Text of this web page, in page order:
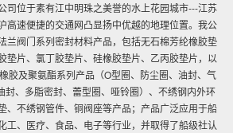
司位于素有江中明珠之美誉的水上花园城市---江苏
高速便捷的交通网凸显扬中优越的地理位置。我公
兰阀门系列密封材料产品，包括无石棉芳纶橡胶垫
垫片、氯丁胶垫片、硅橡胶垫片、乙丙胶垫片，以
胶及聚氨酯系列产品（O型圈、防尘圈、油封、气
封、多脂密封、蕾型圈、哑铃圈）、不绣钢内外环
、不绣钢管件、铜阀座等产品；产品广泛应用于船
工、医疗、食品、电子等行业，并取得了船级社认